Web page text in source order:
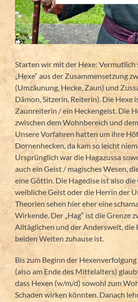
Starten wir mit der Hexe:
„Hexe“ aus der Zusammensetzung
(Umzäunung, Hecke, Zaun) und
Dämon, Sitzerin, Reiterin). Die Hexe
Zaunreiterin / ein Heckengeist. Die
zwischen dem Wohnbereich und
Unsere Vorfahren hatten um ihre
Dornenhecken, da kam so leicht
Ursprünglich war die Hagazussa
auch ein Geist / magisches Wesen,
eine Göttin. Die Hagedise ist also
weibliche Geist oder die Herrin der
Theorien sehen hier eher eine
Wirkende. Der „Hag“ ist die Grenze
Alltäglichen und der Anderswelt, die
beiden Welten zuhause ist.
Bis zum Beginn der
(also am Ende des Mittelalters)
dass Hexen (w/m/d) sowohl zum
Schaden wirken könnten. Danach